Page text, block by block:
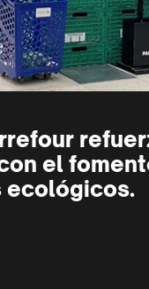
el
ecológicos.